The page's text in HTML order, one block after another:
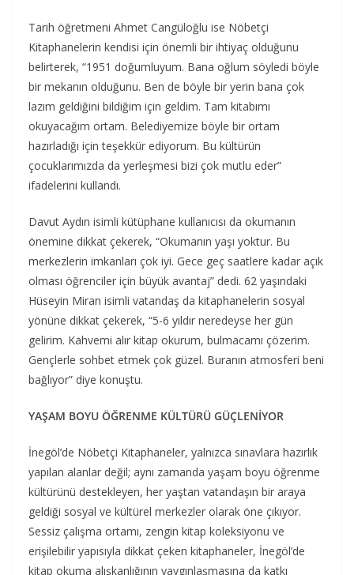
Tarih öğretmeni Ahmet Cangüloğlu ise Nöbetçi
Kitaphanelerin kendisi için önemli bir ihtiyaç olduğunu
belirterek, “1951 doğumluyum. Bana oğlum söyledi böyle
bir mekanın olduğunu. Ben de böyle bir yerin bana çok
lazım geldiğini bildiğim için geldim. Tam kitabımı
okuyacağım ortam. Belediyemize böyle bir ortam
hazırladığı için teşekkür ediyorum. Bu kültürün
çocuklarımızda da yerleşmesi bizi çok mutlu eder”
ifadelerini kullandı.
Davut Aydın isimli kütüphane kullanıcısı da okumanın
önemine dikkat çekerek, “Okumanın yaşı yoktur. Bu
merkezlerin imkanları çok iyi. Gece geç saatlere kadar açık
olması öğrenciler için büyük avantaj” dedi. 62 yaşındaki
Hüseyin Miran isimli vatandaş da kitaphanelerin sosyal
yönüne dikkat çekerek, “5-6 yıldır neredeyse her gün
gelirim. Kahvemi alır kitap okurum, bulmacamı çözerim.
Gençlerle sohbet etmek çok güzel. Buranın atmosferi beni
bağlıyor” diye konuştu.
YAŞAM BOYU ÖĞRENME KÜLTÜRÜ GÜÇLENİYOR
İnegöl’de Nöbetçi Kitaphaneler, yalnızca sınavlara hazırlık
yapılan alanlar değil; aynı zamanda yaşam boyu öğrenme
kültürünü destekleyen, her yaştan vatandaşın bir araya
geldiği sosyal ve kültürel merkezler olarak öne çıkıyor.
Sessiz çalışma ortamı, zengin kitap koleksiyonu ve
erişilebilir yapısıyla dikkat çeken kitaphaneler, İnegöl’de
kitap okuma alışkanlığının yaygınlaşmasına da katkı